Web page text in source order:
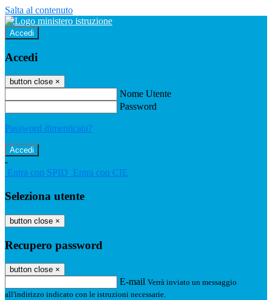
Salta al contenuto
Accedi
Accedi
button close ×
Nome Utente
Password
Password dimenticata?
-
Entra con SPID Entra con CIE
Seleziona utente
button close ×
Recupero password
button close ×
E-mail Verrà inviato un messaggio
all'indirizzo indicato con le istruzioni necessarie.